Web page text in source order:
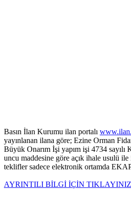
Basın İlan Kurumu ilan portalı
yayınlanan ilana göre; Ezine Orman
Büyük Onarım İşi yapım işi 4734
uncu maddesine göre açık ihale usulü
teklifler sadece elektronik ortamda
AYRINTILI BİLGİ İÇİN TIKLAYINIZ